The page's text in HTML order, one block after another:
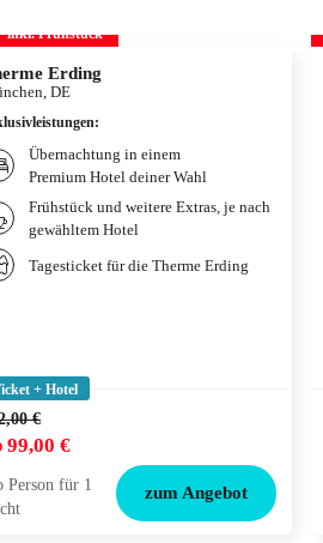
inkl. Frühstück
Erding
DE
:
Übernachtung in einem
Premium Hotel deiner Wahl
Frühstück und weitere Extras, je nach
gewähltem Hotel
Tagesticket für die Therme Erding
+ Hotel
€
99,00 €
Person für 1
zum Angebot